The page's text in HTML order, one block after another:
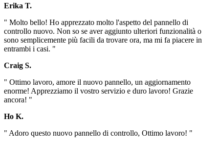
Erika T.
" Molto bello! Ho apprezzato molto l'aspetto del pannello di
controllo nuovo. Non so se aver aggiunto ulteriori funzionalità o
sono semplicemente più facili da trovare ora, ma mi fa piacere in
entrambi i casi. "
Craig S.
" Ottimo lavoro, amore il nuovo pannello, un aggiornamento
enorme! Apprezziamo il vostro servizio e duro lavoro! Grazie
ancora! "
Ho K.
" Adoro questo nuovo pannello di controllo, Ottimo lavoro! "